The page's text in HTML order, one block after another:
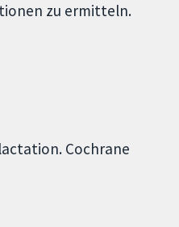
zu ermitteln.
Cochrane